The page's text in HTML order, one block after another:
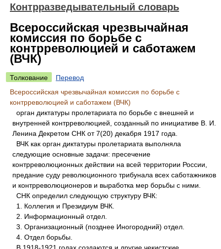
Контрразведывательный словарь
Всероссийская чрезвычайная
комиссия по борьбе с
контрреволюцией и саботажем
(ВЧК)
Толкование
Перевод
Всероссийская чрезвычайная комиссия по борьбе с
контрреволюцией и саботажем (ВЧК)
орган диктатуры пролетариата по борьбе с внешней и
внутренней контрреволюцией, созданный по инициативе В. И.
Ленина Декретом СНК от 7(20) декабря 1917 года.
ВЧК как орган диктатуры пролетариата выполняла
следующие основные задачи: пресечение
контрреволюционных действии на всей территории России,
предание суду революционного трибунала всех саботажников
и контрреволюционеров и выработка мер борьбы с ними.
СНК определил следующую структуру ВЧК:
1. Коллегия и Президиум ВЧК.
2. Информационный отдел.
3. Организационный (позднее Иногородний) отдел.
4. Отдел борьбы.